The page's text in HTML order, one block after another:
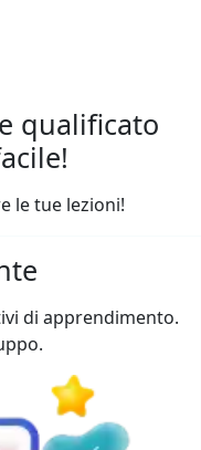
qualificato
le tue lezioni!
di apprendimento.